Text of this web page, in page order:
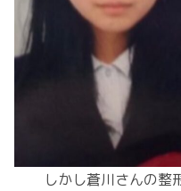
しかし蒼川さんの整